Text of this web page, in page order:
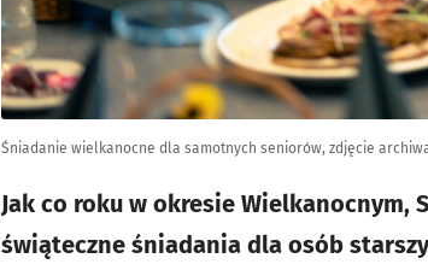
Śniadanie wielkanocne dla samotnych seniorów, zdjęcie
Jak co roku w okresie
świąteczne śniadania dla osób